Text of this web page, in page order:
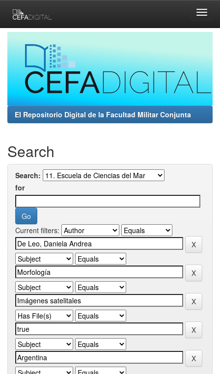
navigation
El Repositorio Digital de la Facultad Militar Conjunta
Search
Search:
for
Current filters: